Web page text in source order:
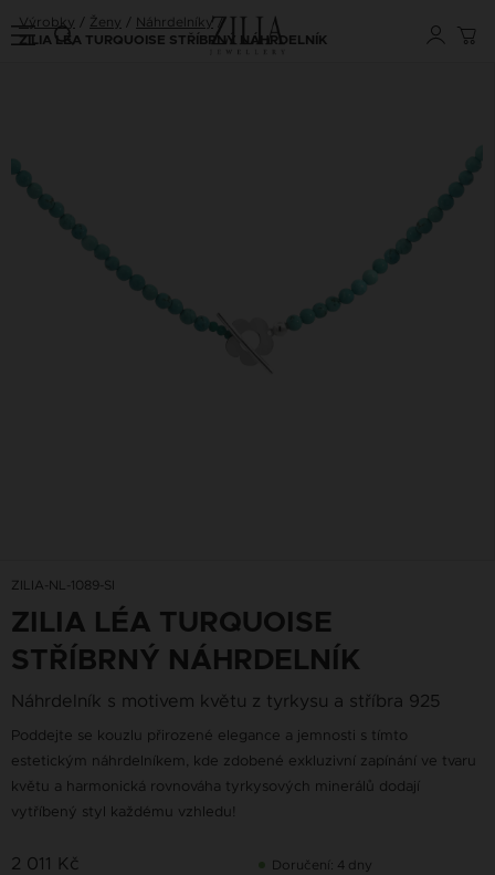
Výrobky Ženy Náhrdelníky
ZILIA LÉA TURQUOISE STŘÍBRNÝ NÁHRDELNÍK
ZILIA-NL-1089-SI
ZILIA LÉA TURQUOISE
STŘÍBRNÝ NÁHRDELNÍK
Náhrdelník s motivem květu z tyrkysu a stříbra 925
Poddejte se kouzlu přirozené elegance a jemnosti s tímto
estetickým náhrdelníkem, kde zdobené exkluzivní zapínání ve tvaru
květu a harmonická rovnováha tyrkysových minerálů dodají
vytříbený styl každému vzhledu!
2 011 Kč Doručení: 4 dny